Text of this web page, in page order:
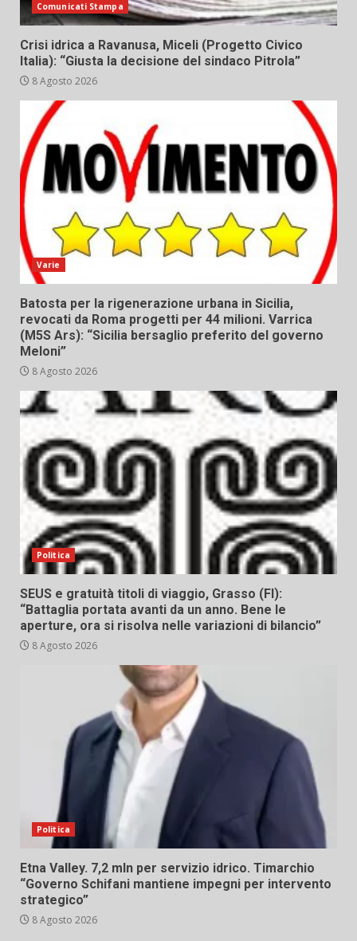
Comunicati Stampa
Crisi idrica a Ravanusa, Miceli (Progetto Civico
Italia): “Giusta la decisione del sindaco Pitrola”
8 Agosto 2026
Varie
Batosta per la rigenerazione urbana in Sicilia,
revocati da Roma progetti per 44 milioni. Varrica
(M5S Ars): “Sicilia bersaglio preferito del governo
Meloni”
8 Agosto 2026
Politica
SEUS e gratuità titoli di viaggio, Grasso (FI):
“Battaglia portata avanti da un anno. Bene le
aperture, ora si risolva nelle variazioni di bilancio”
8 Agosto 2026
Politica
Etna Valley. 7,2 mln per servizio idrico. Timarchio
“Governo Schifani mantiene impegni per intervento
strategico”
8 Agosto 2026